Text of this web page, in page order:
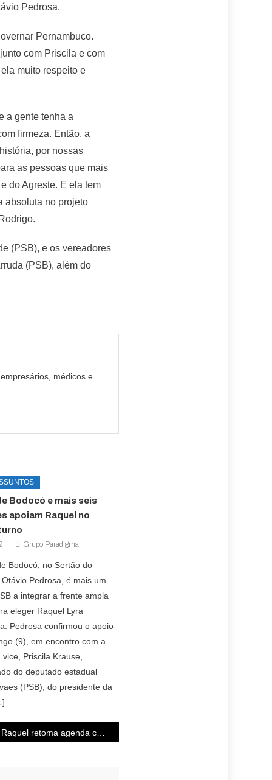
Pedrosa.
Pernambuco.
com Priscila e com
muito respeito e
a gente tenha a
firmeza. Então, a
por nossas
as pessoas que mais
do Agreste. E ela tem
absoluta no projeto
(PSB), e os vereadores
(PSB), além do
médicos e
Bodocó e mais seis
apoiam Raquel no
Grupo Paradigma
Bodocó, no Sertão do
Pedrosa, é mais um
a integrar a frente ampla
eleger Raquel Lyra
Pedrosa confirmou o apoio
(9), em encontro com a
Priscila Krause,
do deputado estadual
(PSB), do presidente da